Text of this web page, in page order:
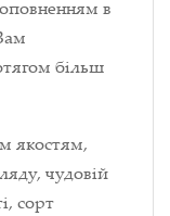
в
більш
якостям,
чудовій
сорт